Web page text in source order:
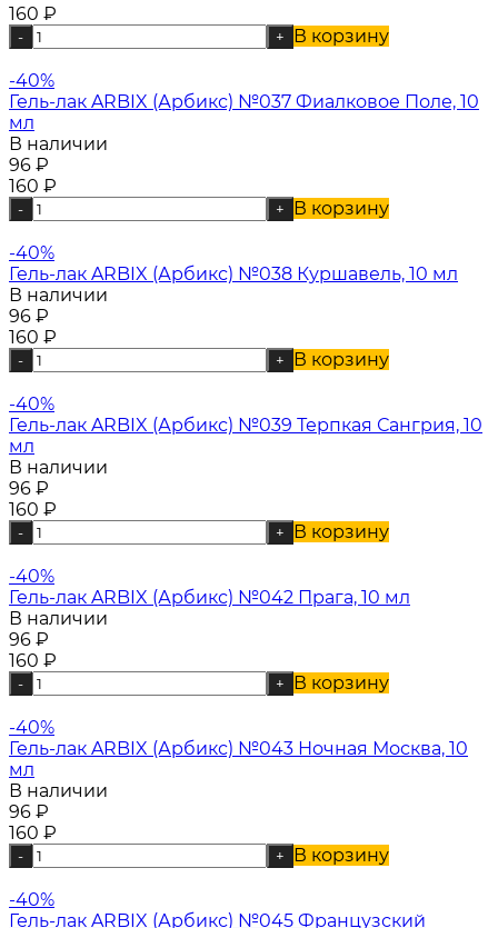
160 ₽
- + В корзину
-40%
Гель-лак ARBIX (Арбикс) №037 Фиалковое Поле, 10
мл
В наличии
96 ₽
160 ₽
- + В корзину
-40%
Гель-лак ARBIX (Арбикс) №038 Куршавель, 10 мл
В наличии
96 ₽
160 ₽
- + В корзину
-40%
Гель-лак ARBIX (Арбикс) №039 Терпкая Сангрия, 10
мл
В наличии
96 ₽
160 ₽
- + В корзину
-40%
Гель-лак ARBIX (Арбикс) №042 Прага, 10 мл
В наличии
96 ₽
160 ₽
- + В корзину
-40%
Гель-лак ARBIX (Арбикс) №043 Ночная Москва, 10
мл
В наличии
96 ₽
160 ₽
- + В корзину
-40%
Гель-лак ARBIX (Арбикс) №045 Французский